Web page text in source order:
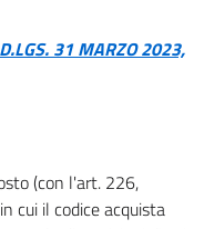
D.LGS. 31 MARZO 2023,
(con l'art. 226,
cui il codice acquista